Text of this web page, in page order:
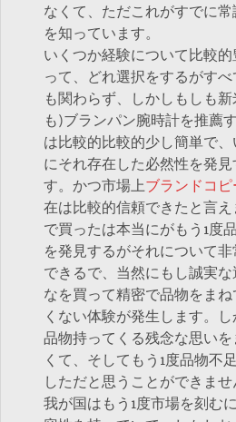
なくて、ただこれがすでに
を知っています。
いくつか経験について比較
って、どれ選択をするがす
も関わらず、しかしもしも
も)ブランパン腕時計を推薦
は比較的比較的少し簡単で
にそれ存在した必然性を発
す。かつ市場上ブランドコ
在は比較的信頼できたと言
で買ったは本当にがもう1度
を発見するがそれについて
できるで、当然にもし誠実
なを買って精密で品物をま
くない体験が発生します。
品物持ってくる残念な思い
くて、そしてもう1度品物不
しただと思うことができませ
我が国はもう1度市場を刻む